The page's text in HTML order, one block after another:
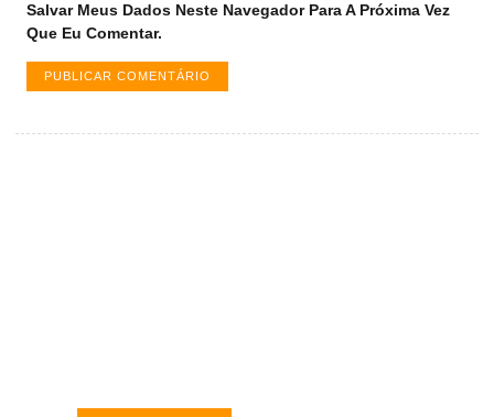
Salvar Meus Dados Neste Navegador Para A Próxima Vez
Que Eu Comentar.